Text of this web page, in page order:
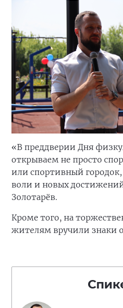
«В преддверии Дня
открываем не просто
или спортивный
воли и новых
Золотарёв.
Кроме того, на
жителям вручили знаки